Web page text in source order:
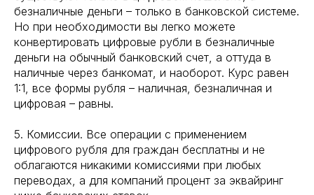
безналичные деньги – только в банковской системе.
Но при необходимости вы легко можете
конвертировать цифровые рубли в безналичные
деньги на обычный банковский счет, а оттуда в
наличные через банкомат, и наоборот. Курс равен
1:1, все формы рубля – наличная, безналичная и
цифровая – равны.
5. Комиссии. Все операции с применением
цифрового рубля для граждан бесплатны и не
облагаются никакими комиссиями при любых
переводах, а для компаний процент за эквайринг